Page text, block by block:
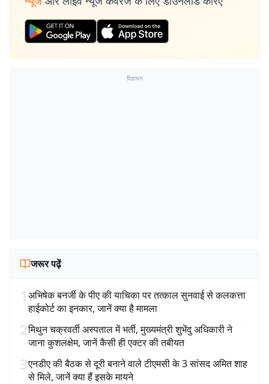
विज्ञापन
जरूर पढ़ें
1अभिषेक बनर्जी के पीए की याचिका पर तत्काल सुनवाई से कलकत्ता
हाईकोर्ट का इनकार, जानें क्या है मामला
2मिथुन चक्रवर्ती अस्पताल में भर्ती, मुख्यमंत्री शुभेंदु अधिकारी ने
जाना कुशलक्षेम, जानें कैसी ही एक्टर की तबीयत
3एनडीए की बैठक से दूरी बनाने वाले टीएमसी के 3 सांसद अमित शाह
से मिले, जानें क्या हैं इसके मायने